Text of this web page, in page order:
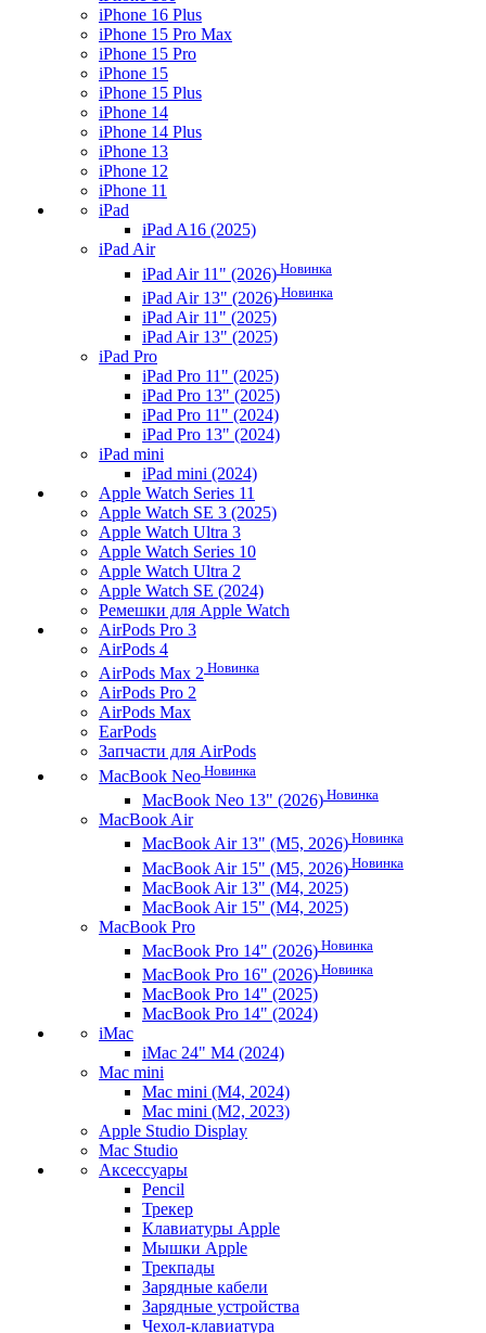
iPhone 16 Plus
iPhone 15 Pro Max
iPhone 15 Pro
iPhone 15
iPhone 15 Plus
iPhone 14
iPhone 14 Plus
iPhone 13
iPhone 12
iPhone 11
iPad
iPad A16 (2025)
iPad Air
iPad Air 11" (2026) Новинка
iPad Air 13" (2026) Новинка
iPad Air 11" (2025)
iPad Air 13" (2025)
iPad Pro
iPad Pro 11" (2025)
iPad Pro 13" (2025)
iPad Pro 11" (2024)
iPad Pro 13" (2024)
iPad mini
iPad mini (2024)
Apple Watch Series 11
Apple Watch SE 3 (2025)
Apple Watch Ultra 3
Apple Watch Series 10
Apple Watch Ultra 2
Apple Watch SE (2024)
Ремешки для Apple Watch
AirPods Pro 3
AirPods 4
AirPods Max 2 Новинка
AirPods Pro 2
AirPods Max
EarPods
Запчасти для AirPods
MacBook Neo Новинка
MacBook Neo 13" (2026) Новинка
MacBook Air
MacBook Air 13" (M5, 2026) Новинка
MacBook Air 15" (M5, 2026) Новинка
MacBook Air 13" (M4, 2025)
MacBook Air 15" (M4, 2025)
MacBook Pro
MacBook Pro 14" (2026) Новинка
MacBook Pro 16" (2026) Новинка
MacBook Pro 14" (2025)
MacBook Pro 14" (2024)
iMac
iMac 24" M4 (2024)
Mac mini
Mac mini (M4, 2024)
Mac mini (M2, 2023)
Apple Studio Display
Mac Studio
Аксессуары
Pencil
Трекер
Клавиатуры Apple
Мышки Apple
Трекпады
Зарядные кабели
Зарядные устройства
Чехол-клавиатура